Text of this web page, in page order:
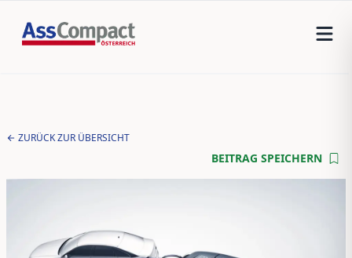
ZURÜCK ZUR ÜBERSICHT
BEITRAG SPEICHERN